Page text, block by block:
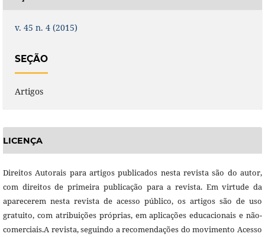
v. 45 n. 4 (2015)
SEÇÃO
Artigos
LICENÇA
Direitos Autorais para artigos publicados nesta revista são do autor,
com direitos de primeira publicação para a revista. Em virtude da
aparecerem nesta revista de acesso público, os artigos são de uso
gratuito, com atribuições próprias, em aplicações educacionais e não-
comerciais.A revista, seguindo a recomendações do movimento Acesso